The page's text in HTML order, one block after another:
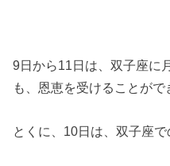
9日から11日は、双子座に
も、恩恵を受けることがで
とくに、10日は、双子座で